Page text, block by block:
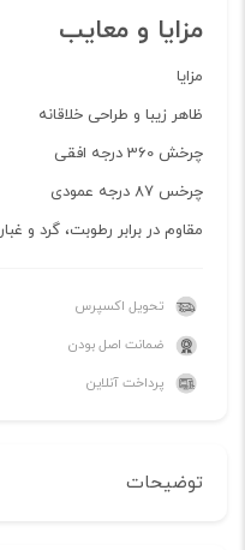
مزایا و معایب
مزایا
ظاهر زیبا و طراحی خلاقانه
چرخش 360 درجه افقی
چرخس 87 درجه عمودی
مقاوم در برابر رطوبت، گرد و غبار
تحویل اکسپرس
ضمانت اصل بودن
پرداخت آنلاین
توضیحات